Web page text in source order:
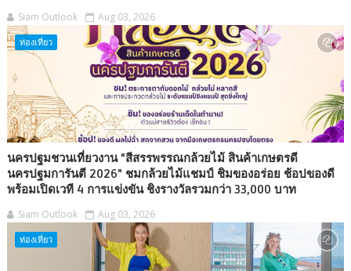
Siam Outlook Aug 03, 2026
ท่องเที่ยว
นครปฐมชวนเที่ยวงาน "สีสรรพรรณกล้วยไม้ สินค้าเกษตรดี
นครปฐมการันตี 2026" ชมกล้วยไม้แชมป์ ชิมของอร่อย ช้อปของดี
พร้อมเปิดเวที 4 การแข่งขัน ชิงรางวัลรวมกว่า 33,000 บาท
Siam Outlook Aug 03, 2026
ท่องเที่ยว